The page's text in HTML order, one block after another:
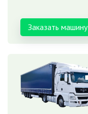
Заказать машину